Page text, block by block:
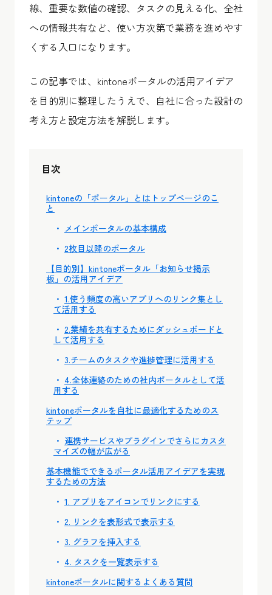
線、重要な数値の確認、タスクの見える化、全社
への情報共有など、使い方次第で業務を進めやす
くする入口になります。
この記事では、kintoneポータルの活用アイデア
を目的別に整理したうえで、自社に合った設計の
考え方と設定方法を解説します。
目次
kintoneの「ポータル」とはトップページのこ
と
メインポータルの基本構成
2枚目以降のポータル
【目的別】kintoneポータル「お知らせ掲示
板」の活用アイデア
1.使う頻度の高いアプリへのリンク集とし
て活用する
2.業績を共有するためにダッシュボードと
して活用する
3.チームのタスクや進捗管理に活用する
4.全体連絡のための社内ポータルとして活
用する
kintoneポータルを自社に最適化するためのス
テップ
連携サービスやプラグインでさらにカスタ
マイズの幅が広がる
基本機能でできるポータル活用アイデアを実現
するための方法
1. アプリをアイコンでリンクにする
2. リンクを表形式で表示する
3. グラフを挿入する
4. タスクを一覧表示する
kintoneポータルに関するよくある質問